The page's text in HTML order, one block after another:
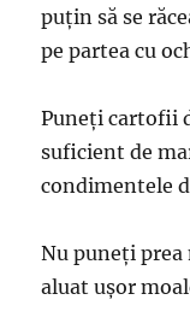
puțin să se
pe partea cu
Puneți cartofii
suficient de
condimentele
Nu puneți prea
aluat ușor